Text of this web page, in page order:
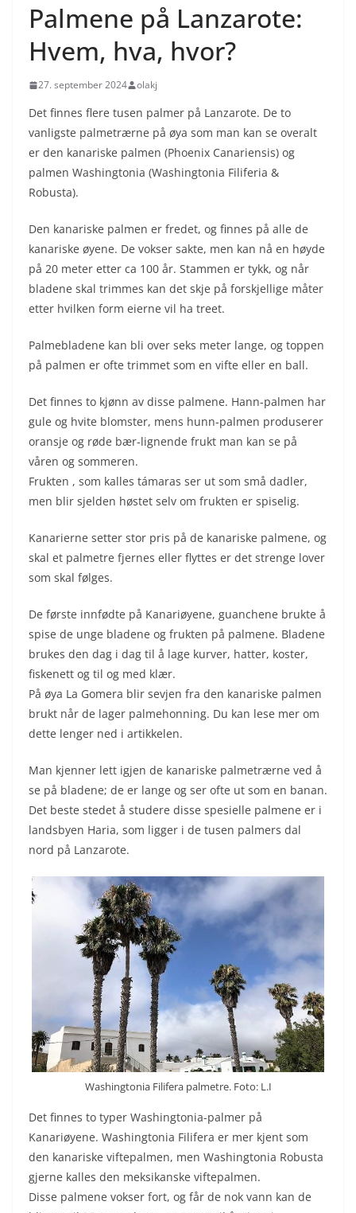
Palmene på Lanzarote:
Hvem, hva, hvor?
27. september 2024 olakj
Det finnes flere tusen palmer på Lanzarote. De to
vanligste palmetrærne på øya som man kan se overalt
er den kanariske palmen (Phoenix Canariensis) og
palmen Washingtonia (Washingtonia Filiferia &
Robusta).
Den kanariske palmen er fredet, og finnes på alle de
kanariske øyene. De vokser sakte, men kan nå en høyde
på 20 meter etter ca 100 år. Stammen er tykk, og når
bladene skal trimmes kan det skje på forskjellige måter
etter hvilken form eierne vil ha treet.
Palmebladene kan bli over seks meter lange, og toppen
på palmen er ofte trimmet som en vifte eller en ball.
Det finnes to kjønn av disse palmene. Hann-palmen har
gule og hvite blomster, mens hunn-palmen produserer
oransje og røde bær-lignende frukt man kan se på
våren og sommeren.
Frukten , som kalles támaras ser ut som små dadler,
men blir sjelden høstet selv om frukten er spiselig.
Kanarierne setter stor pris på de kanariske palmene, og
skal et palmetre fjernes eller flyttes er det strenge lover
som skal følges.
De første innfødte på Kanariøyene, guanchene brukte å
spise de unge bladene og frukten på palmene. Bladene
brukes den dag i dag til å lage kurver, hatter, koster,
fiskenett og til og med klær.
På øya La Gomera blir sevjen fra den kanariske palmen
brukt når de lager palmehonning. Du kan lese mer om
dette lenger ned i artikkelen.
Man kjenner lett igjen de kanariske palmetrærne ved å
se på bladene; de er lange og ser ofte ut som en banan.
Det beste stedet å studere disse spesielle palmene er i
landsbyen Haria, som ligger i de tusen palmers dal
nord på Lanzarote.
Washingtonia Filifera palmetre. Foto: L.I
Det finnes to typer Washingtonia-palmer på
Kanariøyene. Washingtonia Filifera er mer kjent som
den kanariske viftepalmen, men Washingtonia Robusta
gjerne kalles den meksikanske viftepalmen.
Disse palmene vokser fort, og får de nok vann kan de